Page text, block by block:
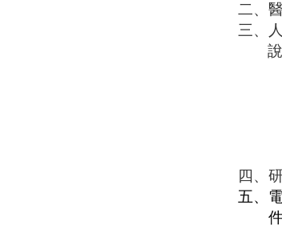
二、
三、
四、
五、